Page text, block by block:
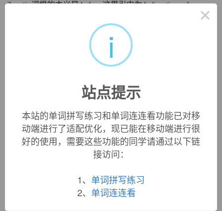
2. anti- 词根的本义是 before 这里引申为 before times, former
3. *okw- 本义是 see 这里引申为 appearance，即样子、外
观、外貌、面貌。*okw- 的同源词：ocular, ogle, optic,
5. => aged, venerable. => make old or obsolete.
英文词源
antiquated (adj.)
1620s, past participle adjective from
antique(adj.)). An older adjective in the
antiquate(early 15c.), from Latin.
×
i
站点提示
本站的单词拼写练习和单词连连看功能已对移
动端进行了适配优化，现已能在移动端进行很
好的使用，需要这些功能的同学请通过以下链
接访问：
1、 单词拼写练习
2、 单词连连看